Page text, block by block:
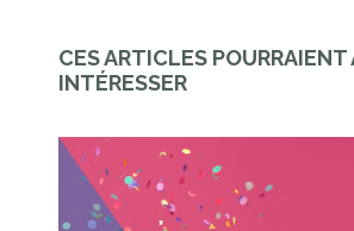
CES ARTICLES POURRAIENT
INTÉRESSER